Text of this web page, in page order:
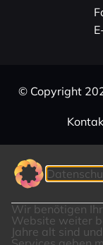
© Copy­right
Wir benötigen
Website weiter
Jahre alt sind